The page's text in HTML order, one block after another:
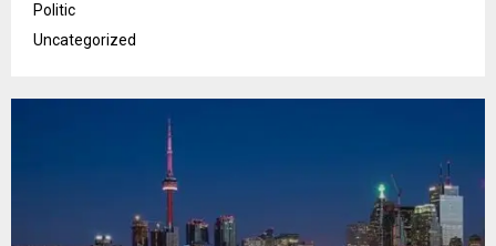
Politic
Uncategorized